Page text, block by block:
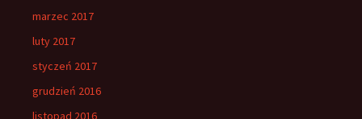
marzec 2017
luty 2017
styczeń 2017
grudzień 2016
listopad 2016